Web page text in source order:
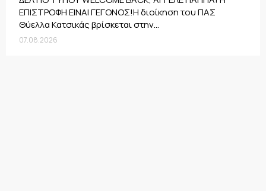
ΕΠΙΣΤΡΟΦΗ ΕΙΝΑΙ ΓΕΓΟΝΟΣ!Η διοίκηση του ΠΑΣ
Θύελλα Κατσικάς βρίσκεται στην...
07.08.2026